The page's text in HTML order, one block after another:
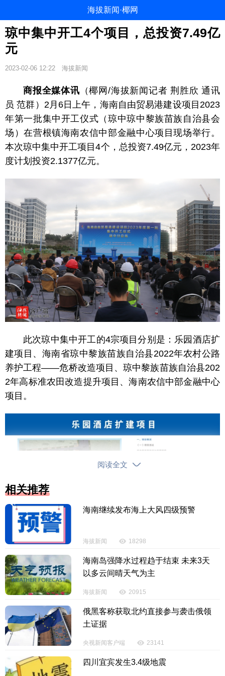
海拔新闻·椰网
琼中集中开工4个项目，总投资7.49亿
元
2023-02-06 12:22 海拔新闻
商报全媒体讯 （椰网/海拔新闻记者 荆胜欣 通讯
员 范群）2月6日上午，海南自由贸易港建设项目2023
年第一批集中开工仪式（琼中琼中黎族苗族自治县会
场）在营根镇海南农信中部金融中心项目现场举行。
本次琼中集中开工项目4个，总投资7.49亿元，2023年
度计划投资2.1377亿元。
此次琼中集中开工的4宗项目分别是：乐园酒店扩
建项目、海南省琼中黎族苗族自治县2022年农村公路
养护工程——危桥改造项目、琼中黎族苗族自治县202
2年高标准农田改造提升项目、海南农信中部金融中心
项目。
阅读全文
相关推荐
海南继续发布海上大风四级预警
海拔新闻 18298
海南岛强降水过程趋于结束 未来3天
以多云间晴天气为主
海拔新闻 20915
俄黑客称获取北约直接参与袭击俄领
土证据
央视新闻客户端 23141
四川宜宾发生3.4级地震